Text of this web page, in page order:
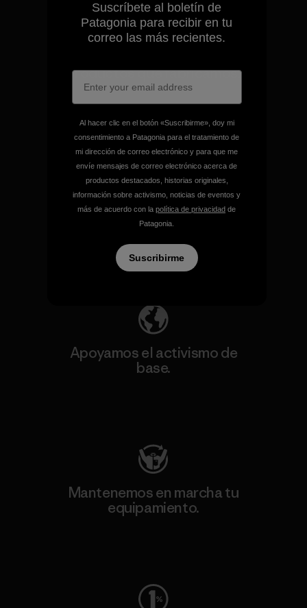
productos que fabricamos.
Asumimos la
responsabilidad de nuestro
impacto.
Descubre nuestra contribución
Apoyamos el activismo de
base.
Mantenemos en marcha tu
equipamiento.
Suscríbete al boletín de
Patagonia para recibir en tu
correo las más recientes.
Al hacer clic en el botón «Suscribirme», doy mi
consentimiento a Patagonia para el tratamiento de
mi dirección de correo electrónico y para que me
envíe mensajes de correo electrónico acerca de
productos destacados, historias originales,
información sobre activismo, noticias de eventos y
más de acuerdo con la política de privacidad de
Patagonia.
Suscribirme